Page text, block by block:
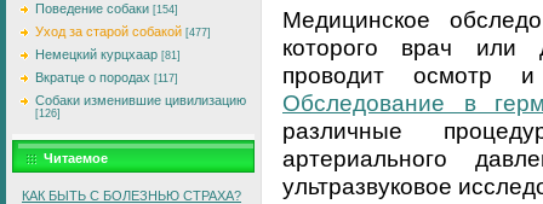
Поведение собаки [154]
Уход за старой собакой [477]
Немецкий курцхаар [81]
Вкратце о породах [117]
Собаки изменившие цивилизацию
[126]
Читаемое
КАК БЫТЬ С БОЛЕЗНЬЮ СТРАХА?
Медицинское
которого врач или
проводит осмотр и
Обследование в
различные
артериального
ультразвуковое